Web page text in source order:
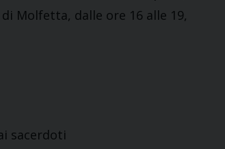
Molfetta, dalle ore 16 alle 19,
sacerdoti